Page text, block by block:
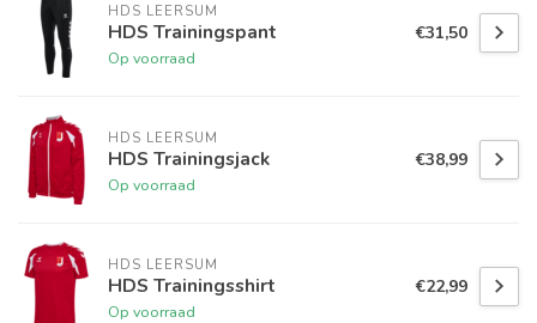
HDS LEERSUM
HDS Trainingspant
Op voorraad
€31,50
HDS LEERSUM
HDS Trainingsjack
Op voorraad
€38,99
HDS LEERSUM
HDS Trainingsshirt
Op voorraad
€22,99